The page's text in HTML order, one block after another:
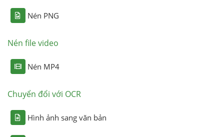
Nén PNG
Nén file video
Nén MP4
Chuyển đổi với OCR
Hình ảnh sang văn bản